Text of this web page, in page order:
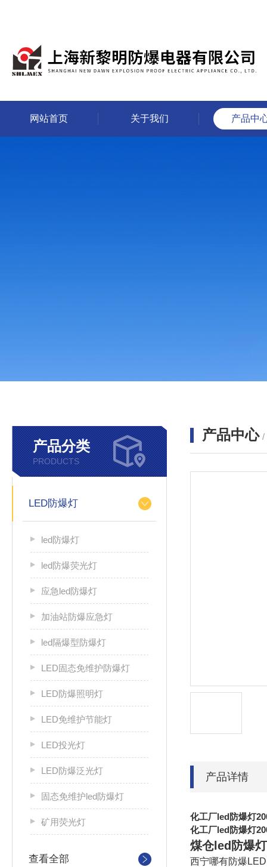
网站首页 关于我们 产品中
产品分类
PRODUCTS
LED防爆灯
led防爆灯
led防爆荧光灯
应急led防爆灯
加油站防爆应急灯
led隔爆型防爆灯
LED固态免维护防爆灯
LED防爆照明灯
LED免维护节能灯
LED投光灯
LED防爆泛光灯
固态免维护led防爆灯
矿用荧光灯
查看全部
产品中心 /
产品详情
化工厂led防爆灯
化工厂led防爆灯
煤仓led防爆
西宁哪有防爆